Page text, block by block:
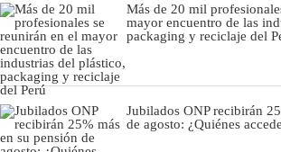
Más de 20 mil
mayor encuentro de las
packaging y reciclaje del
Jubilados ONP recibirán
de agosto: ¿Quiénes